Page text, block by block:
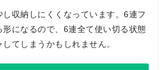
収納しにくくなっています。6連フ
形になるので、6連全て使い切る状態
てしまうかもしれません。